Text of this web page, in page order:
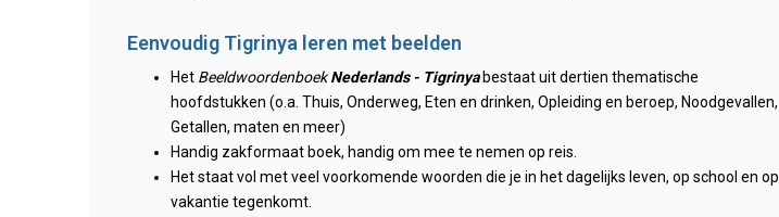
Eenvoudig Tigrinya leren met beelden
Het BeeldwoordenboekNederlands - Tigrinyabestaat uit dertien thematische
hoofdstukken (o.a. Thuis, Onderweg, Eten en drinken, Opleiding en beroep, Noodgevallen,
Getallen, maten en meer)
Handig zakformaat boek, handig om mee te nemen op reis.
Het staat vol met veel voorkomende woorden die je in het dagelijks leven, op school en op
vakantie tegenkomt.